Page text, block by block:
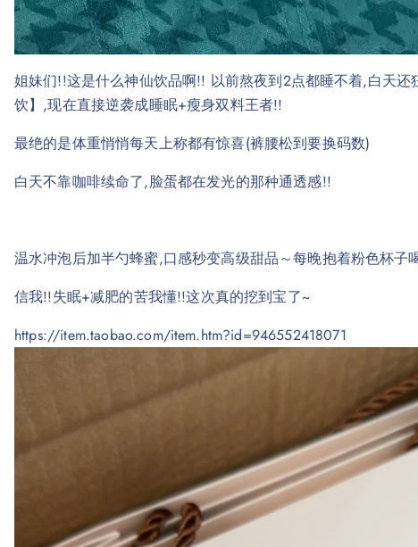
姐妹们!!这是什么神仙饮品啊!! 以前熬夜到2点都睡不着,白天
饮】,现在直接逆袭成睡眠+瘦身双料王者!!
最绝的是体重悄悄每天上称都有惊喜(裤腰松到要换码数)
白天不靠咖啡续命了,脸蛋都在发光的那种通透感!!
温水冲泡后加半勺蜂蜜,口感秒变高级甜品～每晚抱着粉色杯子
信我!!失眠+减肥的苦我懂!!这次真的挖到宝了~
https://item.taobao.com/item.htm?id=946552418071